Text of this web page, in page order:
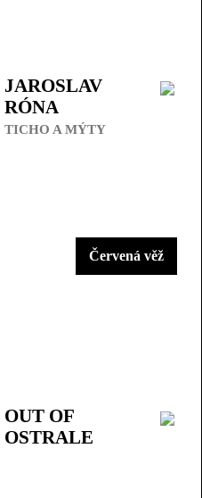
JAROSLAV
RÓNA
TICHO A MÝTY
Červená věž
OUT OF
OSTRALE